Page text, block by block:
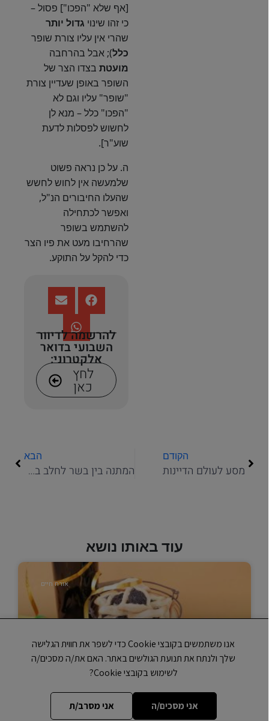
[אף שלא "הפכו"] פסול –
כי זהו שינוי גדול יותר
שהרי אין עליו צורת שופר
כלל); אבל בהרחבה
מועטתבצדו הצר של
השופר באופן שעדיין צורת
"שופר" עליו וגם לא
"הפכו" כלל – מנא לן
לחשוש לפסלות לדעת
שוע"ר].
ה. על כן נראה פשוט
שלמעשה אין לחוש לחשש
שהעלו החיבורים הנ"ל,
ואפשר לכתחילה
להשתמש בשופר
שהרחיבו מעט את פיו הצר
כדי להקל על התוקע.
להרשמה לדיוור
השבועי בדואר
אלקטרוני:
לחץ
כאן
הקודם
מסע לעולם הדיינות
הבא
המתנה בין בשר לחלב בקטנים
עוד באותו נושא
אורח חיים
משלוח מנות שעבר עליו הפסח
אנו משתמשים בקובצי Cookie כדי לשפר את חווית הגלישה
שלך ולנתח את תנועת הגולשים באתר. האם את/ה מסכים/ה
לשימוש בקובצי Cookie?
אני מסכים/ה אני מסרב/ת